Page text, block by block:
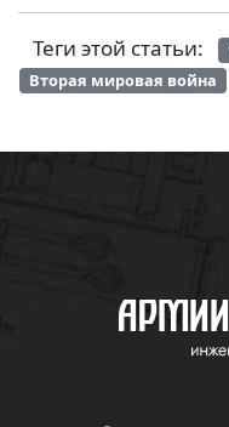
Теги этой статьи:
Вторая мировая война